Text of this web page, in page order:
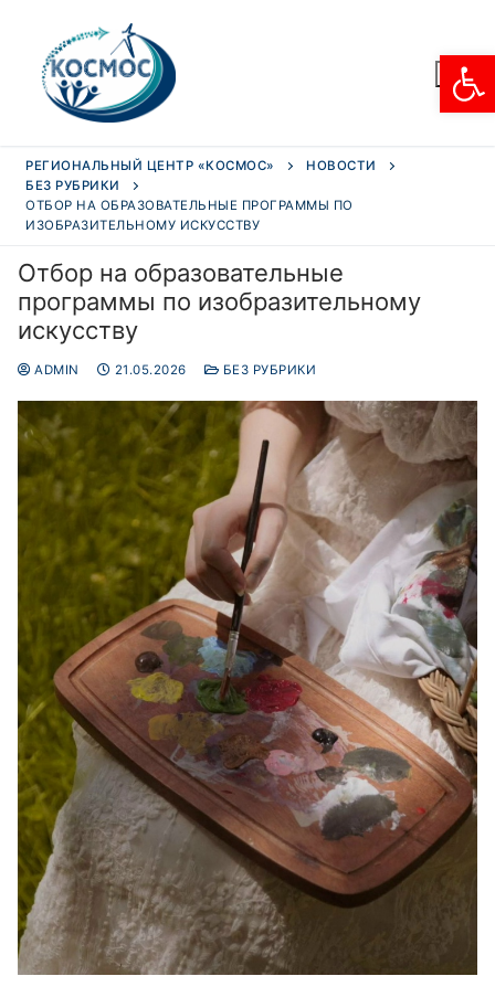
РЕГИОНАЛЬНЫЙ ЦЕНТР «КОСМОС»
НОВОСТИ
БЕЗ РУБРИКИ
ОТБОР НА ОБРАЗОВАТЕЛЬНЫЕ ПРОГРАММЫ ПО
ИЗОБРАЗИТЕЛЬНОМУ ИСКУССТВУ
Отбор на образовательные
программы по изобразительному
искусству
ADMIN 21.05.2026 БЕЗ РУБРИКИ